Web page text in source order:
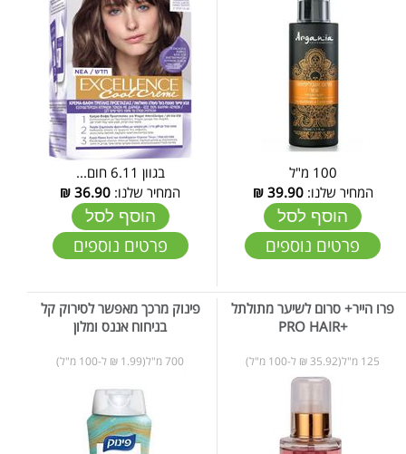
100 מ"ל
המחיר שלנו:39.90
₪
הוסף לסל
פרטים נוספים
בגוון 6.11 חום...
המחיר שלנו: 36.90
₪
הוסף לסל
פרטים נוספים
פרו הייר+ סרום לשיער מתולתל
+PRO HAIR
125 מ"ל(35.92 ₪ ל-100 מ"ל)
פינוק מרכך מאפשר לסירוק קל
בניחוח אננס ומלון
700 מ"ל(1.99 ₪ ל-100 מ"ל)